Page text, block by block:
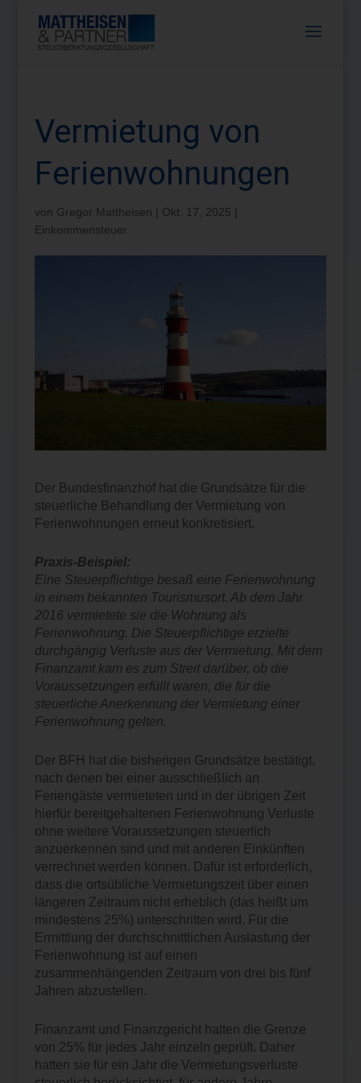
Vermietung von
Ferienwohnungen
von Gregor Mattheisen Okt. 17, 2025
Einkommensteuer
Der Bundesfinanzhof hat die Grundsätze für die
steuerliche Behandlung der Vermietung von
Ferienwohnungen erneut konkretisiert.
Praxis-Beispiel:
Eine Steuerpflichtige besaß eine Ferienwohnung
in einem bekannten Tourismusort. Ab dem Jahr
2016 vermietete sie die Wohnung als
Ferienwohnung. Die Steuerpflichtige erzielte
durchgängig Verluste aus der Vermietung. Mit dem
Finanzamt kam es zum Streit darüber, ob die
Voraussetzungen erfüllt waren, die für die
steuerliche Anerkennung der Vermietung einer
Ferienwohnung gelten.
Der BFH hat die bisherigen Grundsätze bestätigt,
nach denen bei einer ausschließlich an
Feriengäste vermieteten und in der übrigen Zeit
hierfür bereitgehaltenen Ferienwohnung Verluste
ohne weitere Voraussetzungen steuerlich
anzuerkennen sind und mit anderen Einkünften
verrechnet werden können. Dafür ist erforderlich,
dass die ortsübliche Vermietungszeit über einen
längeren Zeitraum nicht erheblich (das heißt um
mindestens 25%) unterschritten wird. Für die
Ermittlung der durchschnittlichen Auslastung der
Ferienwohnung ist auf einen
zusammenhängenden Zeitraum von drei bis fünf
Jahren abzustellen.
Finanzamt und Finanzgericht hatten die Grenze
von 25% für jedes Jahr einzeln geprüft. Daher
hatten sie für ein Jahr die Vermietungsverluste